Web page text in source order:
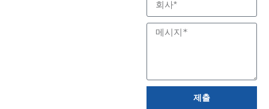
제출